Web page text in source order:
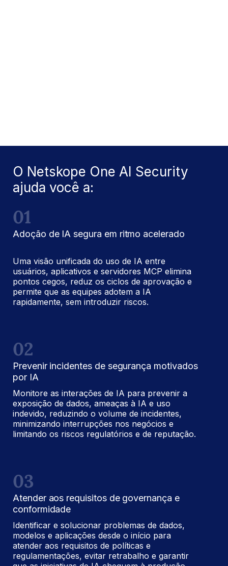
O Netskope One AI Security
ajuda você a:
01
Adoção de IA segura em ritmo acelerado
Uma visão unificada do uso de IA entre
usuários, aplicativos e servidores MCP elimina
pontos cegos, reduz os ciclos de aprovação e
permite que as equipes adotem a IA
rapidamente, sem introduzir riscos.
02
Prevenir incidentes de segurança motivados
por IA
Monitore as interações de IA para prevenir a
exposição de dados, ameaças à IA e uso
indevido, reduzindo o volume de incidentes,
minimizando interrupções nos negócios e
limitando os riscos regulatórios e de reputação.
03
Atender aos requisitos de governança e
conformidade
Identificar e solucionar problemas de dados,
modelos e aplicações desde o início para
atender aos requisitos de políticas e
regulamentações, evitar retrabalho e garantir